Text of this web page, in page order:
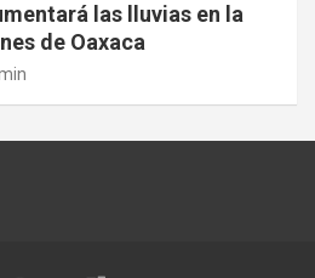
las lluvias en la
de Oaxaca